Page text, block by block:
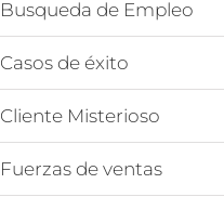
Busqueda de Empleo
Casos de éxito
Cliente Misterioso
Fuerzas de ventas